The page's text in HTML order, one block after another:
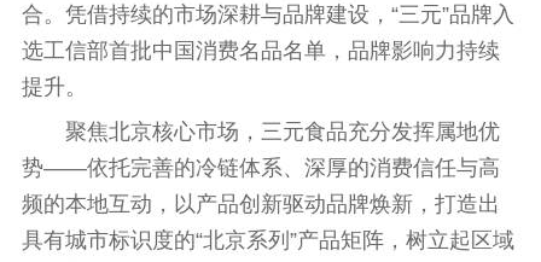
合。凭借持续的市场深耕与品牌建设，“三元”品牌入
选工信部首批中国消费名品名单，品牌影响力持续
提升。
聚焦北京核心市场，三元食品充分发挥属地优
势——依托完善的冷链体系、深厚的消费信任与高
频的本地互动，以产品创新驱动品牌焕新，打造出
具有城市标识度的“北京系列”产品矩阵，树立起区域